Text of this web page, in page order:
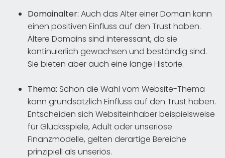
Domainalter: Auch das Alter einer Domain kann
einen positiven Einfluss auf den Trust haben.
Ältere Domains sind interessant, da sie
kontinuierlich gewachsen und beständig sind.
Sie bieten aber auch eine lange Historie.
Thema: Schon die Wahl vom Website-Thema
kann grundsätzlich Einfluss auf den Trust haben.
Entscheiden sich Websiteinhaber beispielsweise
für Glücksspiele, Adult oder unseriöse
Finanzmodelle, gelten derartige Bereiche
prinzipiell als unseriös.